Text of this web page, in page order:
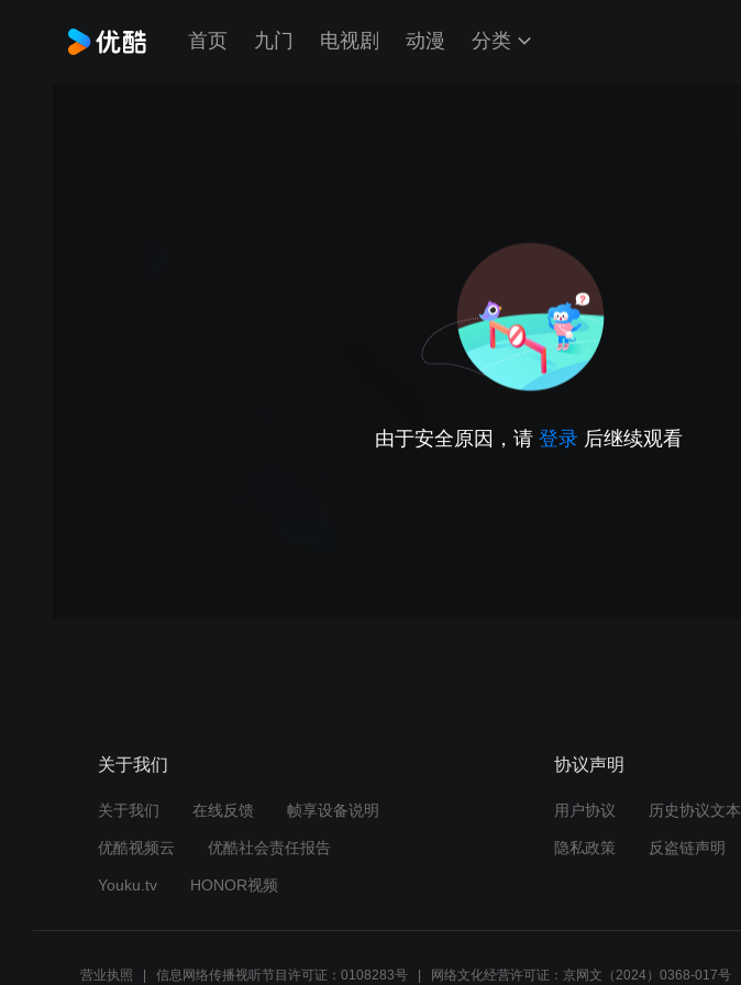
首页 九门 电视剧 动漫 分类
由于安全原因，请 登录 后继续观看
关于我们
关于我们 在线反馈 帧享设备说明
优酷视频云 优酷社会责任报告
Youku.tv HONOR视频
协议声明
用户协议 历史协议文本
隐私政策 反盗链声明
营业执照 信息网络传播视听节目许可证：0108283号 网络文化经营许可证：京网文（2024）0368-017号